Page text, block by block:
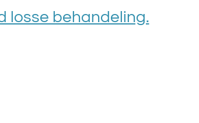
losse behandeling.